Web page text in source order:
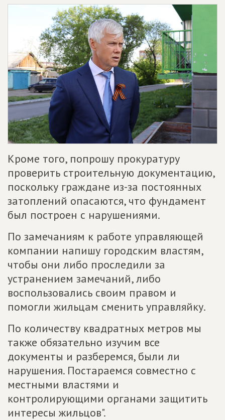
Кроме того, попрошу прокуратуру
проверить строительную документацию,
поскольку граждане из-за постоянных
затоплений опасаются, что фундамент
был построен с нарушениями.
По замечаниям к работе управляющей
компании напишу городским властям,
чтобы они либо проследили за
устранением замечаний, либо
воспользовались своим правом и
помогли жильцам сменить управляйку.
По количеству квадратных метров мы
также обязательно изучим все
документы и разберемся, были ли
нарушения. Постараемся совместно с
местными властями и
контролирующими органами защитить
интересы жильцов".